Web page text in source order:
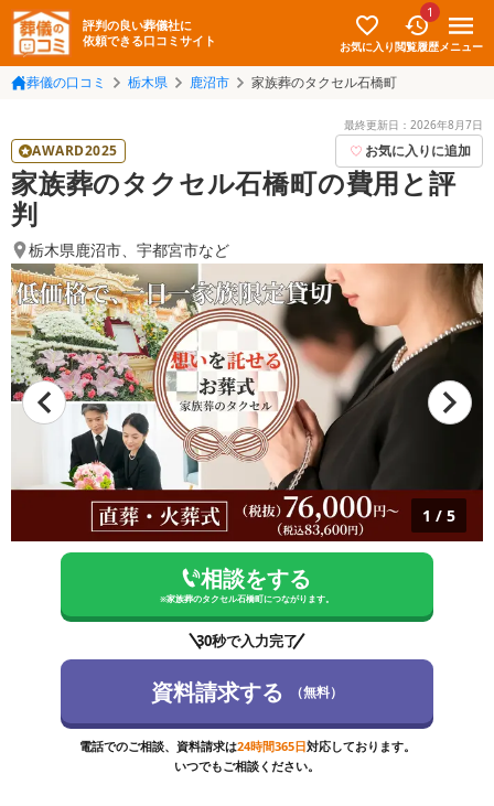
評判の良い葬儀社に
依頼できる口コミサイト
お気に入り
1
閲覧履歴メニュー
葬儀の口コミ 栃木県 鹿沼市 家族葬のタクセル石橋町
最終更新日： 2026年8月7日
AWARD2025 お気に入りに追加
家族葬のタクセル石橋町の費用と評
判
栃木県鹿沼市、 宇都宮市など
1 / 5
相談をする
※家族葬のタクセル石橋町につながります。
30秒で入力完了
資料請求する （無料）
電話でのご相談、資料請求は24時間365日対応しております。
いつでもご相談ください。